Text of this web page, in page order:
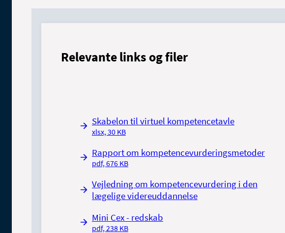
Relevante links og filer
Skabelon til virtuel kompetencetavle
xlsx, 30 KB
Rapport om kompetencevurderingsmetoder
pdf, 676 KB
Vejledning om kompetencevurdering i den
lægelige videreuddannelse
Mini Cex - redskab
pdf, 238 KB